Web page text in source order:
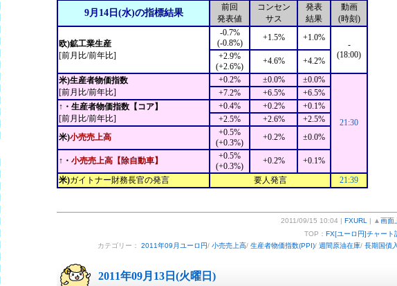
9月14日(水)の指標結果
前回
発表値
コンセン
サス
発表
結果
動画
(時刻)
欧)鉱工業生産
[前月比/前年比]
-0.7%
(-0.8%)
+1.5% +1.0%
-
(18:00)
+2.9%
(+2.6%)
+4.6%
+4.2%
米)生産者物価指数
[前月比/前年比]
+0.2% ±0.0% ±0.0%
21:30
+7.2% +6.5%
+6.5%
↑・生産者物価指数【コア】
[前月比/前年比]
+0.4% +0.2%
+0.1%
+2.5%
+2.6%
+2.5%
米)小売売上高
+0.5%
(+0.3%)
+0.2% ±0.0%
↑・ 小売売上高【除自動車】
+0.5%
(+0.3%)
+0.2%
+0.1%
米)ガイトナー財務長官の発言 要人発言 21:39
2011/09/15 10:04 | FXURL | ▲ 画面
TOP： FX[ユーロ円]チャート
カテゴリー： 2011年09月ユーロ円/ 小売売上高/ 生産者物価指数(PPI)/ 週間原油在庫/ 長期国債
2011年09月13日(火曜日)